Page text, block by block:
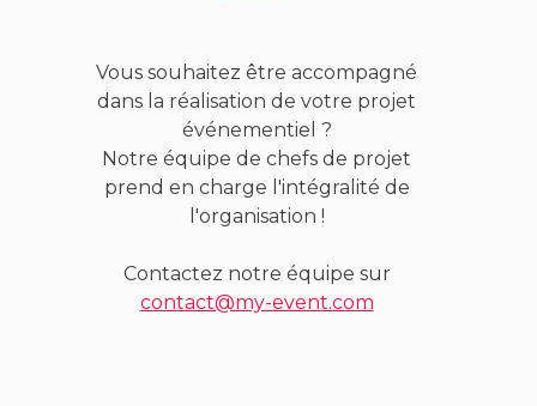
Vous souhaitez être accompagné
dans la réalisation de votre projet
événementiel ?
Notre équipe de chefs de projet
prend en charge l'intégralité de
l'organisation !
Contactez notre équipe sur
contact@my-event.com